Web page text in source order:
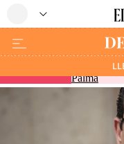
El rey
Palma